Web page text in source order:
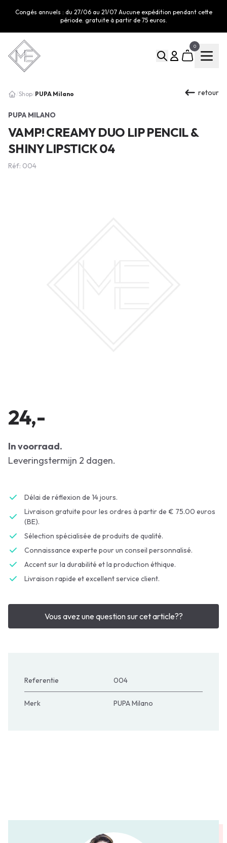
Congés annuels : du 27/06 au 21/07 Aucune expédition pendant cette
période. gratuite à partir de 75 euros.
0
/Shop/ PUPA Milano retour
PUPA MILANO
VAMP! CREAMY DUO LIP PENCIL &
SHINY LIPSTICK 04
Réf: 004
24,-
In voorraad.
Leveringstermijn 2 dagen.
Délai de réflexion de 14 jours.
Livraison gratuite pour les ordres à partir de € 75.00 euros
(BE).
Sélection spécialisée de produits de qualité.
Connaissance experte pour un conseil personnalisé.
Accent sur la durabilité et la production éthique.
Livraison rapide et excellent service client.
Vous avez une question sur cet article??
Referentie 004
Merk PUPA Milano